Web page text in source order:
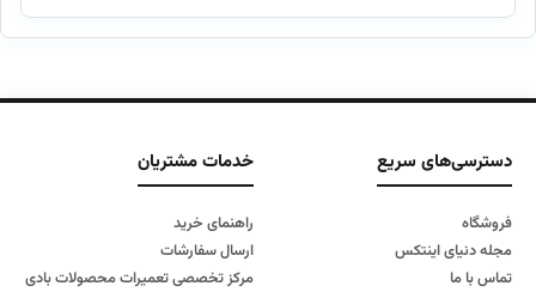
دسترسی‌های سریع
فروشگاه
مجله دنیای اینتکس
تماس با ما
خدمات مشتریان
راهنمای خرید
ارسال سفارشات
مرکز تخصصی تعمیرات محصولات بادی